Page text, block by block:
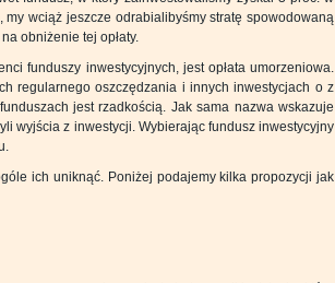
wciąż jeszcze odrabialibyśmy stratę spowodowaną
obniżenie tej opłaty.
funduszy inwestycyjnych, jest opłata umorzeniowa.
regularnego oszczędzania i innych inwestycjach o z
jest rzadkością. Jak sama nazwa wskazuje
wyjścia z inwestycji. Wybierając fundusz inwestycyjny
ich uniknąć. Poniżej podajemy kilka propozycji jak